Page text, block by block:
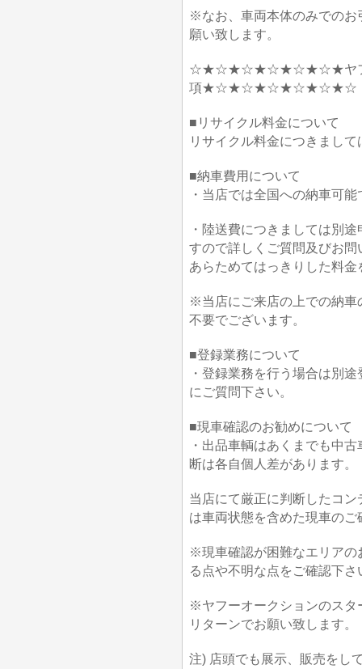
※なお、車両本体のみでのお
願い致します。
☆★☆★☆★☆★☆★☆★ヤフーオ
項★☆★☆★☆★☆★☆★☆
■リサイクル料金について
リサイクル料金につきまし
■納車費用について
・当店では全国への納車可
・陸送費につきましては別
すので詳しくご質問及びお
あらためてはっきりした料
※当店にご来店の上での納車
不要でございます。
■登録業務について
・登録業務を行う場合は別
にご質問下さい。
■現車確認のお勧めについて
・出品車輌はあくまでも中
断は各自個人差があります。
当店にて厳正に判断したコ
は車両状態を含めた現車の
※現車確認が困難なエリアの
る点や不明な点をご確認下さ
※ヤフーオークションのスタ
リターンでお願い致します。
注) 店頭でも展示、販売をし